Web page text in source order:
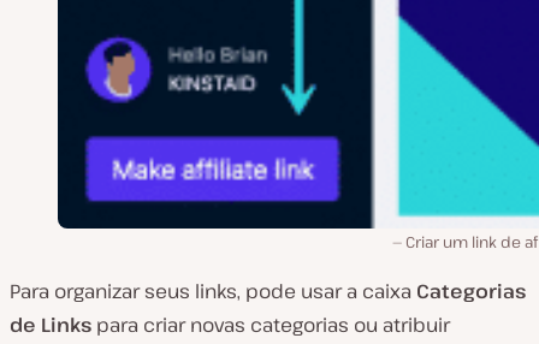
Criar um link de
Para organizar seus links, pode usar a caixa Categorias
de Links para criar novas categorias ou atribuir